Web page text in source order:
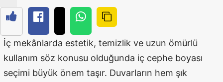
İç mekânlarda estetik, temizlik ve uzun ömürlü
kullanım söz konusu olduğunda iç cephe boyası
seçimi büyük önem taşır. Duvarların hem şık